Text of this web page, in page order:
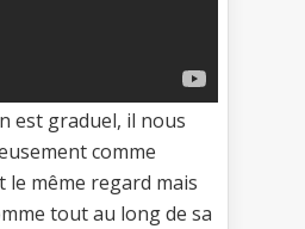
est graduel, il nous
comme
le même regard mais
tout au long de sa